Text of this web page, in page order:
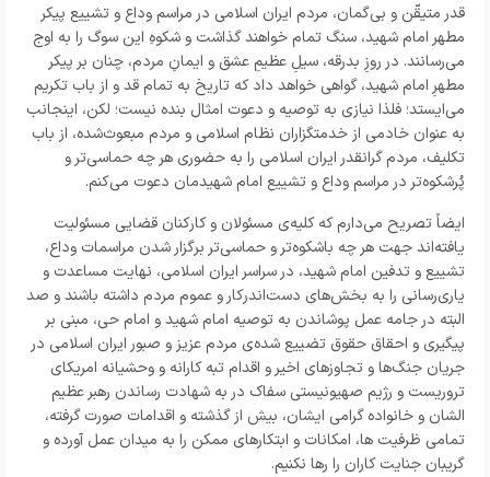
قدر متیقّن و بی‌گمان، مردم ایران اسلامی در مراسم وداع و تشییع پیکر
مطهر امام شهید، سنگ تمام خواهند گذاشت و شکوهِ این سوگ را به اوج
می‌رسانند. در روزِ بدرقه، سیلِ عظیمِ عشق و ایمانِ مردم، چنان بر پیکر
مطهرِ امام شهید، گواهی خواهد داد که تاریخ به تمام قد و از باب تکریم
می‌ایستد؛ فلذا نیازی به توصیه و دعوت امثال بنده نیست؛ لکن، اینجانب
به عنوان خادمی از خدمتگزاران نظام اسلامی و مردم مبعوث‌شده، از باب
تکلیف، مردم گرانقدر ایران اسلامی را به حضوری هر چه حماسی‌تر و
پُرشکوه‌تر در مراسم وداع و تشییع امام شهیدمان دعوت می‌کنم.
ایضاً تصریح می‌دارم که کلیه‌ی مسئولان و کارکنان قضایی مسئولیت
یافته‌اند جهت هر چه باشکوه‌تر و حماسی‌تر برگزار شدن مراسمات وداع،
تشییع و تدفین امام شهید، در سراسر ایران اسلامی، نهایت مساعدت و
یاری‌رسانی را به بخش‌های دست‌اندرکار و عموم مردم داشته باشند و صد
البته در جامه عمل پوشاندن به توصیه امام شهید و امام حی، مبنی بر
پیگیری و احقاق حقوق تضییع شده‌ی مردم عزیز و صبور ایران اسلامی در
جریان جنگ‌ها و تجاوز‌های اخیر و اقدام تبه کارانه و وحشیانه امریکای
تروریست و رژیم صهیونیستی سفاک در به شهادت رساندن رهبر عظیم
الشان و خانواده گرامی ایشان، بیش از گذشته و اقدامات صورت گرفته،
تمامی ظرفیت ها، امکانات و ابتکار‌های ممکن را به میدان عمل آورده و
گریبان جنایت کاران را رها نکنیم.